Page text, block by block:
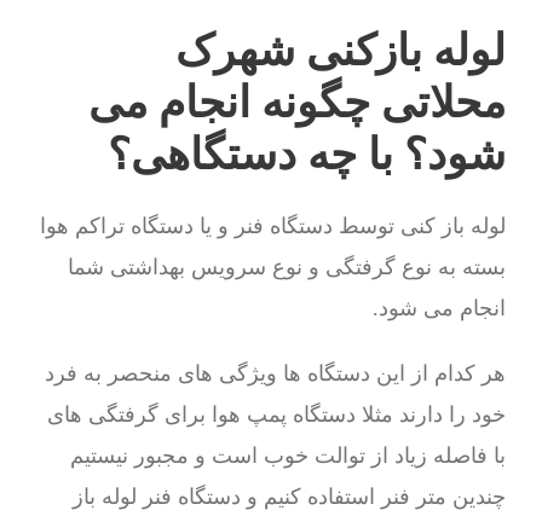
لوله بازکنی شهرک
محلاتی چگونه انجام می
شود؟ با چه دستگاهی؟
لوله باز کنی توسط دستگاه فنر و یا دستگاه تراکم هوا
بسته به نوع گرفتگی و نوع سرویس بهداشتی شما
انجام می شود.
هر کدام از این دستگاه ها ویژگی های منحصر به فرد
خود را دارند مثلا دستگاه پمپ هوا برای گرفتگی های
با فاصله زیاد از توالت خوب است و مجبور نیستیم
چندین متر فنر استفاده کنیم و دستگاه فنر لوله باز